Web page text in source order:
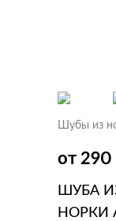
Шубы из
от
ШУБА
НОРКИ